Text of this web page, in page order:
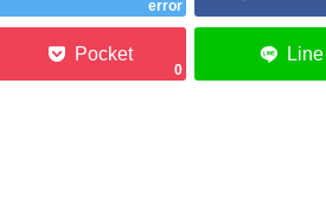
error
0